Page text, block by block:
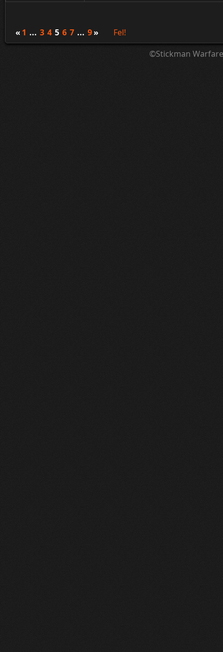
« 1 ... 3 4 5 6 7 ... 9»
Fel!
©Stickman Warfare